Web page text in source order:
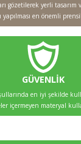
gözetilerek yerli tasarım
yapılması en önemli
GÜVENLİK
en iyi şekilde
içermeyen materyal